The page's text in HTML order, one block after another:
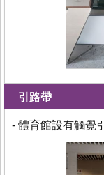
引路帶
- 體育館設有觸覺